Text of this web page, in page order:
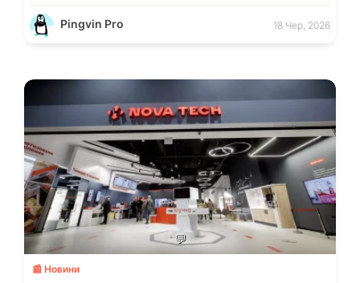
Pingvin Pro 18 Чер, 2026
💬
📰 Новини